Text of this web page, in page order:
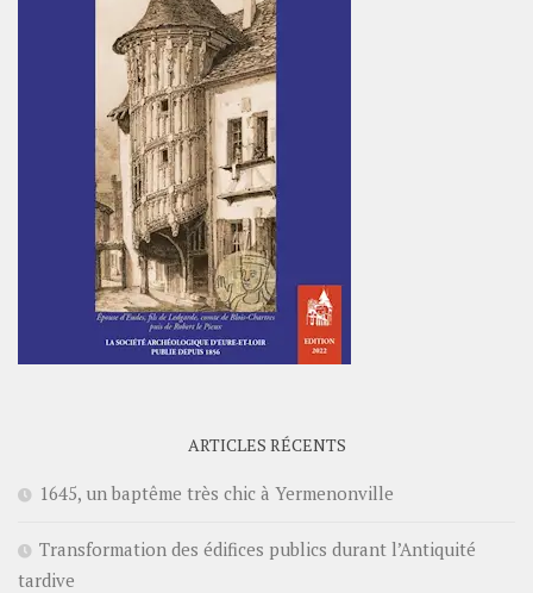
ARTICLES RÉCENTS
1645, un baptême très chic à Yermenonville
Transformation des édifices publics durant l’Antiquité
tardive